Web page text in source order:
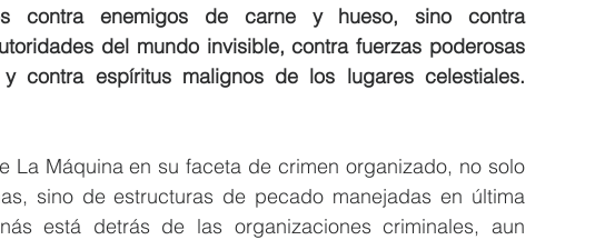
contra enemigos de carne y hueso, sino contra
del mundo invisible, contra fuerzas poderosas
contra espíritus malignos de los lugares celestiales.
La Máquina en su faceta de crimen organizado, no solo
sino de estructuras de pecado manejadas en última
está detrás de las organizaciones criminales, aun